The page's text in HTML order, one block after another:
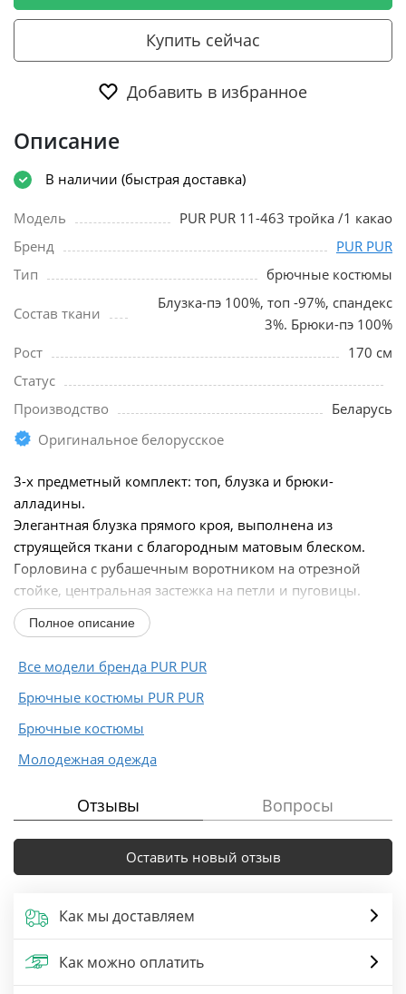
Купить сейчас
Добавить в избранное
Описание
В наличии (быстрая доставка)
Модель
PUR PUR 11-463 тройка /1 какао
Бренд
PUR PUR
Тип
брючные костюмы
Состав ткани
Блузка-пэ 100%, топ -97%, спандекс
3%. Брюки-пэ 100%
Рост
170 см
Статус
Производство
Беларусь
Оригинальное белорусское
3-х предметный комплект: топ, блузка и брюки-
алладины.
Элегантная блузка прямого кроя, выполнена из
струящейся ткани с благородным матовым блеском.
Горловина с рубашечным воротником на отрезной
стойке, центральная застежка на петли и пуговицы.
Перед блузки выполнен с декоративным перекрутом...
Полное описание
Все модели бренда PUR PUR
Брючные костюмы PUR PUR
Брючные костюмы
Молодежная одежда
Отзывы Вопросы
Оставить новый отзыв
Как мы доставляем
Как можно оплатить